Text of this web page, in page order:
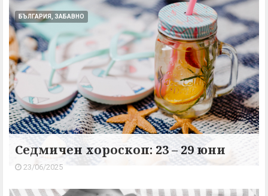
БЪЛГАРИЯ, ЗАБАВНО
Седмичен хороскоп: 23 – 29 юни
23/06/2025